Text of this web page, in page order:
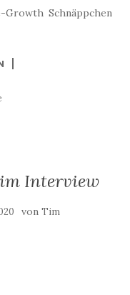
Schnäppchen
Interview
von Tim